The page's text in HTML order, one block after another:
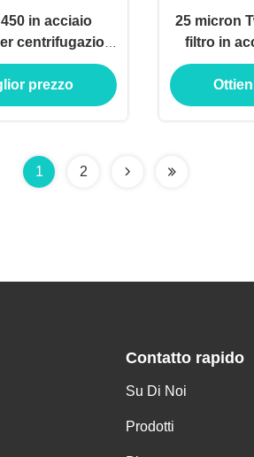
in acciaio
centrifugazioni
prezzo
25 micron
filtro in
1 2
Contatto rapido
Su Di Noi
Prodotti